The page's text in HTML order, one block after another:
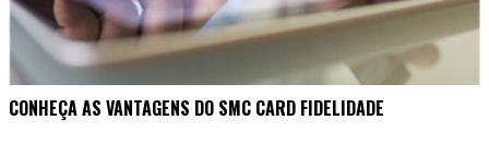
CONHEÇA AS VANTAGENS DO SMC CARD FIDELIDADE